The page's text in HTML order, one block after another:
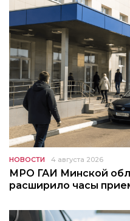
НОВОСТИ 4 августа 2026
МРО ГАИ Минской
расширило часы